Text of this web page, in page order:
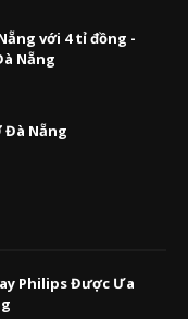
với 4 tỉ đồng -
Nẵng
Đà Nẵng
Philips Được Ưa